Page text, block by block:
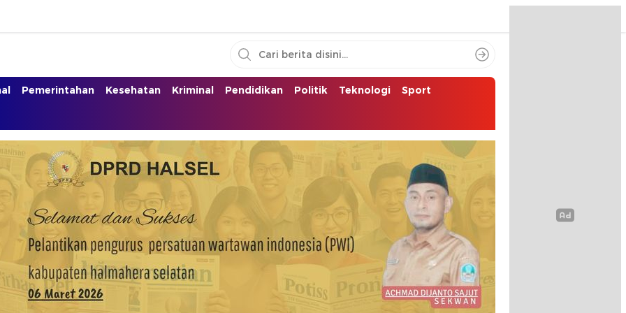
Pemerintahan Kesehatan Kriminal Pendidikan Politik Teknologi Sport